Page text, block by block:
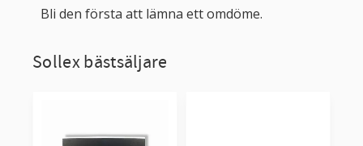
Bli den första att lämna ett omdöme.
Sollex bästsäljare